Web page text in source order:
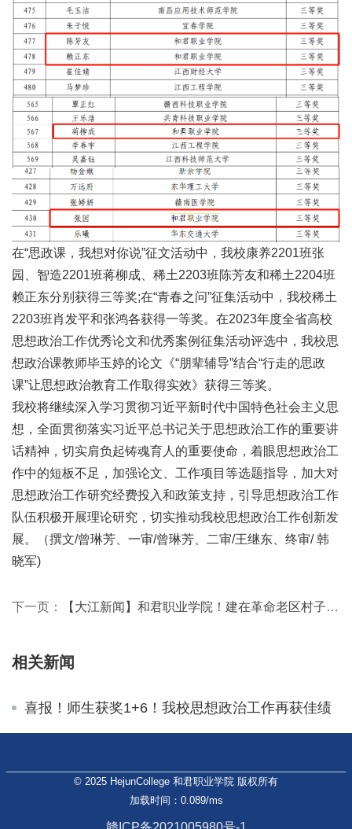
在“思政课，我想对你说”征文活动中，我校康养2201班张
园、智造2201班蒋柳成、稀土2203班陈芳友和稀土2204班
赖正东分别获得三等奖;在“青春之问”征集活动中，我校稀土
2203班肖发平和张鸿各获得一等奖。在2023年度全省高校
思想政治工作优秀论文和优秀案例征集活动评选中，我校思
想政治课教师毕玉婷的论文《“朋辈辅导”结合“行走的思政
课”让思想政治教育工作取得实效》获得三等奖。
我校将继续深入学习贯彻习近平新时代中国特色社会主义思
想，全面贯彻落实习近平总书记关于思想政治工作的重要讲
话精神，切实肩负起铸魂育人的重要使命，着眼思想政治工
作中的短板不足，加强论文、工作项目等选题指导，加大对
思想政治工作研究经费投入和政策支持，引导思想政治工作
队伍积极开展理论研究，切实推动我校思想政治工作创新发
展。（撰文/曾琳芳、一审/曾琳芳、二审/王继东、终审/ 韩
晓军)
下一页： 【大江新闻】和君职业学院！建在革命老区村子里的全日制高等院校
相关新闻
喜报！师生获奖1+6！我校思想政治工作再获佳绩
© 2025 HejunCollege 和君职业学院 版权所有
加载时间：0.089/ms